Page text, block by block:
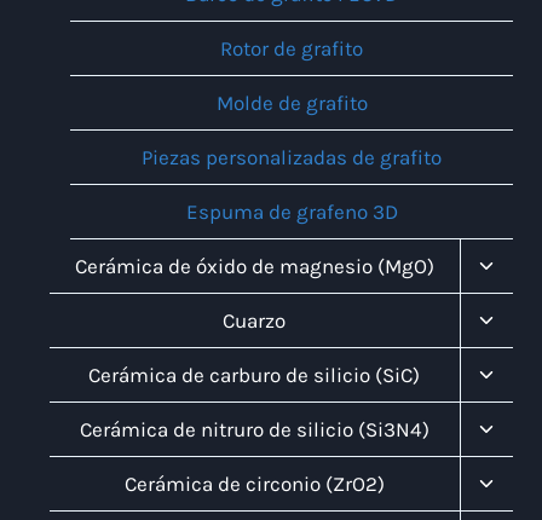
Rotor de grafito
Molde de grafito
Piezas personalizadas de grafito
Espuma de grafeno 3D
Cerámica de óxido de magnesio (MgO)
Menú
Cuarzo
Menú
Cerámica de carburo de silicio (SiC)
Menú
Cerámica de nitruro de silicio (Si3N4)
Menú
Cerámica de circonio (ZrO2)
Menú